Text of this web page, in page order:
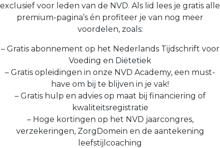
exclusief voor leden van de NVD. Als lid lees je gratis alle
premium-pagina’s én profiteer je van nog meer
voordelen, zoals:
– Gratis abonnement op het Nederlands Tijdschrift voor
Voeding en Diëtetiek
– Gratis opleidingen in onze NVD Academy, een must-
have om bij te blijven in je vak!
– Gratis hulp en advies op maat bij financiering of
kwaliteitsregistratie
– Hoge kortingen op het NVD jaarcongres,
verzekeringen, ZorgDomein en de aantekening
leefstijlcoaching